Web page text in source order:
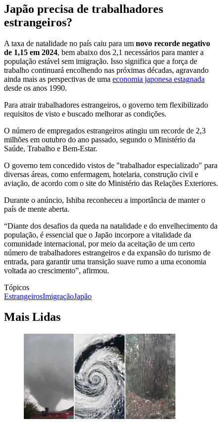
Japão precisa de trabalhadores
estrangeiros?
A taxa de natalidade no país caiu para um novo recorde negativo
de 1,15 em 2024, bem abaixo dos 2,1 necessários para manter a
população estável sem imigração. Isso significa que a força de
trabalho continuará encolhendo nas próximas décadas, agravando
ainda mais as perspectivas de uma economia japonesa estagnada
desde os anos 1990.
Para atrair trabalhadores estrangeiros, o governo tem flexibilizado
requisitos de visto e buscado melhorar as condições.
O número de empregados estrangeiros atingiu um recorde de 2,3
milhões em outubro do ano passado, segundo o Ministério da
Saúde, Trabalho e Bem-Estar.
O governo tem concedido vistos de "trabalhador especializado" para
diversas áreas, como enfermagem, hotelaria, construção civil e
aviação, de acordo com o site do Ministério das Relações Exteriores.
Durante o anúncio, Ishiba reconheceu a importância de manter o
país de mente aberta.
“Diante dos desafios da queda na natalidade e do envelhecimento da
população, é essencial que o Japão incorpore a vitalidade da
comunidade internacional, por meio da aceitação de um certo
número de trabalhadores estrangeiros e da expansão do turismo de
entrada, para garantir uma transição suave rumo a uma economia
voltada ao crescimento”, afirmou.
Tópicos
EstrangeirosImigraçãoJapão
Mais Lidas